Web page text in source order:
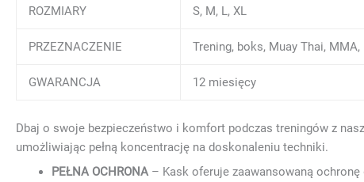
ROZMIARY S, M, L, XL
PRZEZNACZENIE Trening, boks, Muay Thai,
GWARANCJA 12 miesięcy
Dbaj o swoje bezpieczeństwo i komfort podczas treningów z
umożliwiając pełną koncentrację na doskonaleniu techniki.
PEŁNA OCHRONA – Kask oferuje zaawansowaną